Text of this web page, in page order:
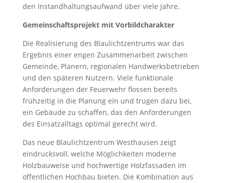
den Instandhaltungsaufwand über viele Jahre.
Gemeinschaftsprojekt mit Vorbildcharakter
Die Realisierung des Blaulichtzentrums war das
Ergebnis einer engen Zusammenarbeit zwischen
Gemeinde, Planern, regionalen Handwerksbetrieben
und den späteren Nutzern. Viele funktionale
Anforderungen der Feuerwehr flossen bereits
frühzeitig in die Planung ein und trugen dazu bei,
ein Gebäude zu schaffen, das den Anforderungen
des Einsatzalltags optimal gerecht wird.
Das neue Blaulichtzentrum Westhausen zeigt
eindrucksvoll, welche Möglichkeiten moderne
Holzbauweise und hochwertige Holzfassaden im
öffentlichen Hochbau bieten. Die Kombination aus